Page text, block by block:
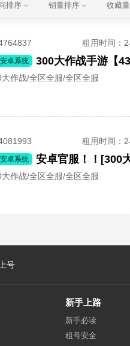
排序 销量排序 收藏
租用时间 ：
安卓系统
作战/全区全服/全区全服
租用时间 ：
安卓系统 安卓官服！！[300
作战/全区全服/全区全服
号
新手上路
新手必读
租号安全